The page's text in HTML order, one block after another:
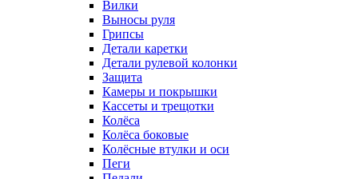
Вилки
Выносы руля
Грипсы
Детали каретки
Детали рулевой колонки
Защита
Камеры и покрышки
Кассеты и трещотки
Колёса
Колёса боковые
Колёсные втулки и оси
Пеги